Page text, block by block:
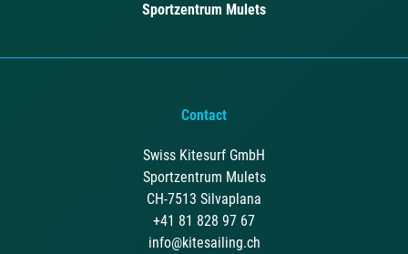
Sportzentrum Mulets
Contact
Swiss Kitesurf GmbH
Sportzentrum Mulets
CH-7513 Silvaplana
+41 81 828 97 67
info@kitesailing.ch